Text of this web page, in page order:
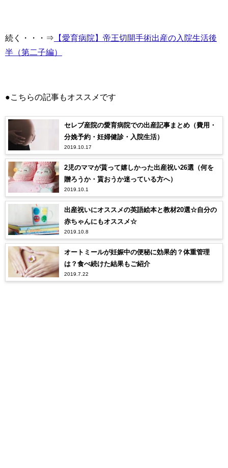
続く・・・⇒ 【愛育病院】帝王切開手術出産の入院生活後
半（第二子編）
●こちらの記事もオススメです
セレブ産院の愛育病院での出産記事まとめ（費用・
分娩予約・妊婦健診・入院生活）
2019.10.17
2児のママが貰って嬉しかった出産祝い26選（何を
贈ろうか・貰おうか迷っている方へ）
2019.10.1
出産祝いにオススメの英語絵本と教材20選☆自分の
赤ちゃんにもオススメ☆
2019.10.8
オートミールが妊娠中の便秘に効果的？体重管理
は？食べ続けた結果もご紹介
2019.7.22